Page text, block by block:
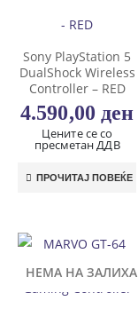
Sony PlayStation 5
DualShock Wireless
Controller – RED
4.590,00 ден
Цените се со
пресметан ДДВ
ПРОЧИТАЈ ПОВЕЌЕ
НЕМА НА ЗАЛИХА